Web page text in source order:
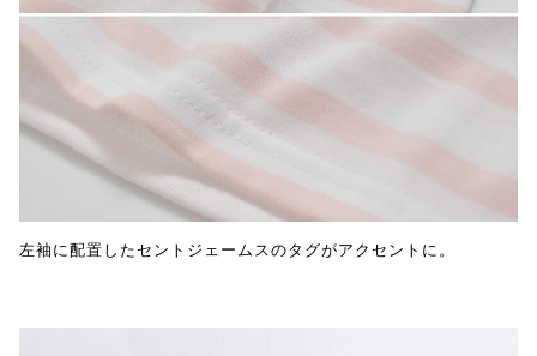
左袖に配置したセントジェームスのタグがアクセントに。